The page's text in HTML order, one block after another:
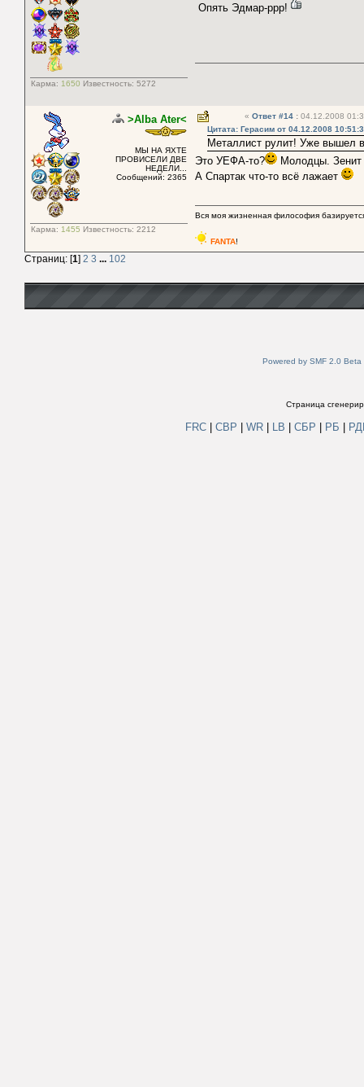
Карма: 1650 Известность: 5272
Опять Эдмар-ррр!
>Alba Ater<
МЫ НА ЯХТЕ
ПРОВИСЕЛИ ДВЕ
НЕДЕЛИ...
Сообщений: 2365
Карма: 1455 Известность: 2212
« Ответ #14 : 04.12.2008
Цитата: Герасим от 04.12.2008
Металлист рулит! Уже вышел
Это УЕФА-то?
Молодцы.
А Спартак что-то всё лажает
Вся моя жизненная философия
FANTA!
Страниц: [1] 2 3 ... 102
Powered by SMF 2.0 Beta
Страница
FRC СВР WR LB СБР РБ